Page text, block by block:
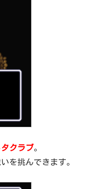
タクラブ。
を挑んできます。